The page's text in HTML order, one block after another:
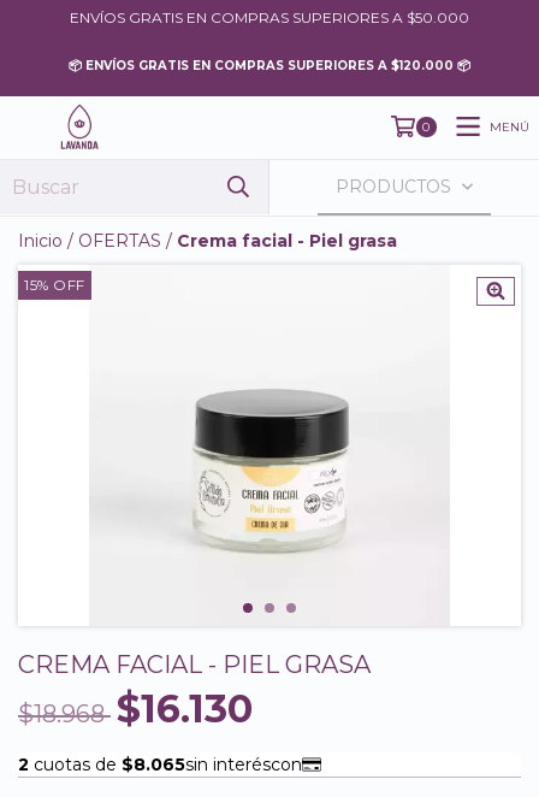
ENVÍOS GRATIS EN COMPRAS SUPERIORES A $50.000
0 MENÚ
PRODUCTOS
Inicio / OFERTAS / Crema facial - Piel grasa
15% OFF
CREMA FACIAL - PIEL GRASA
$18.968 $16.130